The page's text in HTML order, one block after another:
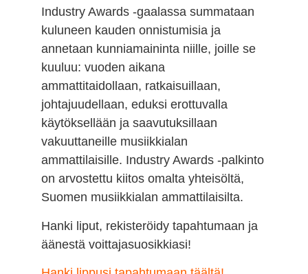
Industry Awards -gaalassa summataan
kuluneen kauden onnistumisia ja
annetaan kunniamaininta niille, joille se
kuuluu: vuoden aikana
ammattitaidollaan, ratkaisuillaan,
johtajuudellaan, eduksi erottuvalla
käytöksellään ja saavutuksillaan
vakuuttaneille musiikkialan
ammattilaisille. Industry Awards -palkinto
on arvostettu kiitos omalta yhteisöltä,
Suomen musiikkialan ammattilaisilta.
Hanki liput, rekisteröidy tapahtumaan ja
äänestä voittajasuosikkiasi!